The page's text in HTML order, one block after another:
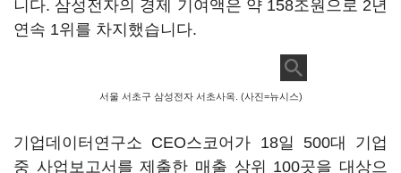
니다. 삼성전자의 경제 기여액은 약 158조원으로 2년
연속 1위를 차지했습니다.
서울 서초구 삼성전자 서초사옥. (사진=뉴시스)
기업데이터연구소 CEO스코어가 18일 500대 기업
중 사업보고서를 제출한 매출 상위 100곳을 대상으